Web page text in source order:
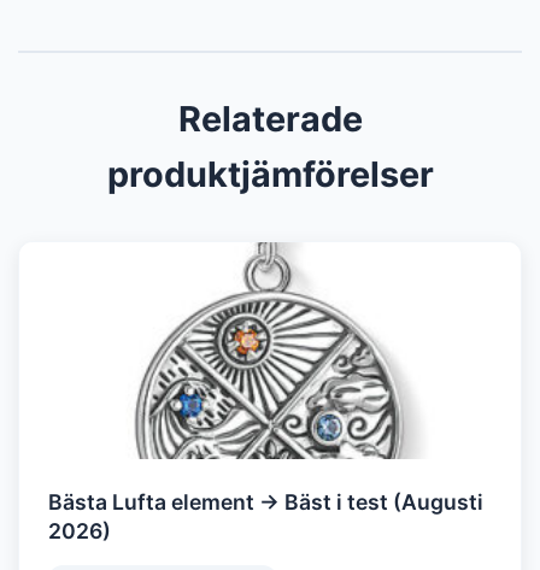
Relaterade
produktjämförelser
Bästa Lufta element → Bäst i test (Augusti
2026)